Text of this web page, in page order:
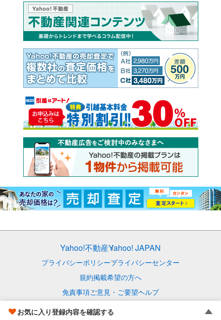
お気に入り登録内容を確認する
Yahoo!不動産Yahoo! JAPAN
プライバシーポリシープライバシーセンター
規約掲載希望の方へ
免責事項ご意見・ご要望ヘルプ
© LY Corporation